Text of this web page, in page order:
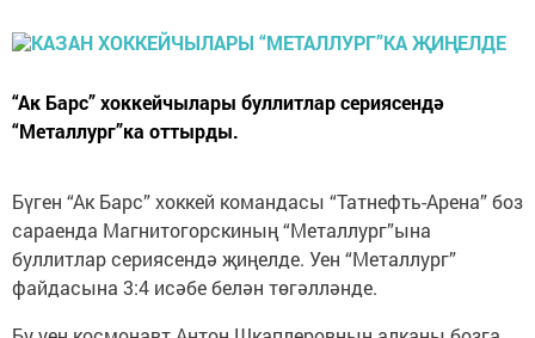
“Ак Барс” хоккейчылары буллитлар сериясендә
“Металлург”ка оттырды.
Бүген “Ак Барс” хоккей командасы “Татнефть-Арена” боз
сараенда Магнитогорскиның “Металлург”ына
буллитлар сериясендә җиңелде. Уен “Металлург”
файдасына 3:4 исәбе белән төгәлләнде.